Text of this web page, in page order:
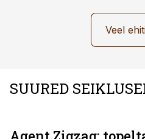
Veel
SUURED